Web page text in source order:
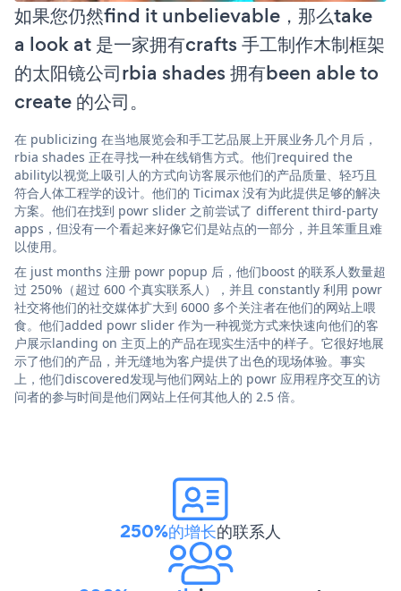
如果您仍然find it unbelievable，那么take
a look at 是一家拥有crafts 手工制作木制框架
的太阳镜公司rbia shades 拥有been able to
create 的公司。
在 publicizing 在当地展览会和手工艺品展上开展业务几个月后，
rbia shades 正在寻找一种在线销售方式。他们required the
ability以视觉上吸引人的方式向访客展示他们的产品质量、轻巧且
符合人体工程学的设计。他们的 Ticimax 没有为此提供足够的解决
方案。他们在找到 powr slider 之前尝试了 different third-party
apps，但没有一个看起来好像它们是站点的一部分，并且笨重且难
以使用。
在 just months 注册 powr popup 后，他们boost 的联系人数量超
过 250%（超过 600 个真实联系人），并且 constantly 利用 powr
社交将他们的社交媒体扩大到 6000 多个关注者在他们的网站上喂
食。他们added powr slider 作为一种视觉方式来快速向他们的客
户展示landing on 主页上的产品在现实生活中的样子。它很好地展
示了他们的产品，并无缝地为客户提供了出色的现场体验。事实
上，他们discovered发现与他们网站上的 powr 应用程序交互的访
问者的参与时间是他们网站上任何其他人的 2.5 倍。
250%的增长的联系人